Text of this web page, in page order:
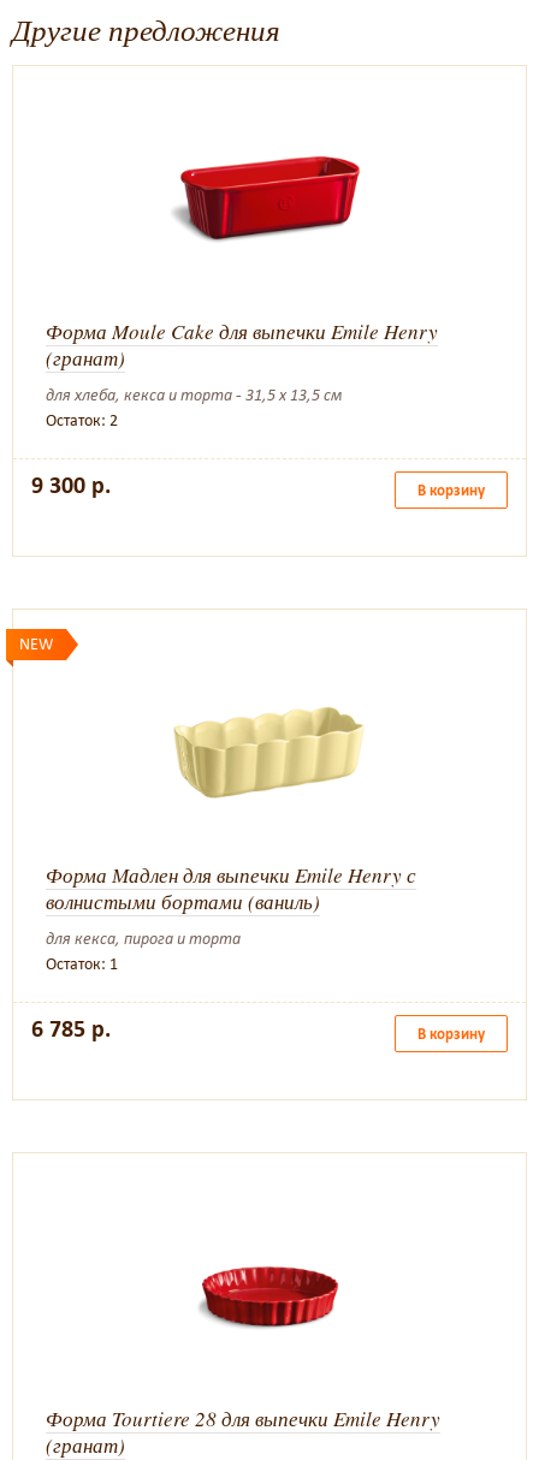
Другие предложения
Форма Moule Cake для выпечки Emile Henry
(гранат)
для хлеба, кекса и торта - 31,5 х 13,5 см
Остаток: 2
9 300 р. В корзину
NEW
Форма Мадлен для выпечки Emile Henry с
волнистыми бортами (ваниль)
для кекса, пирога и торта
Остаток: 1
6 785 р. В корзину
Форма Tourtiere 28 для выпечки Emile Henry
(гранат)